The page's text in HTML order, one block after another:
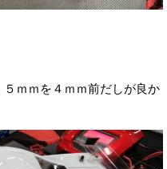
ｍｍを４ｍｍ前だしが良か